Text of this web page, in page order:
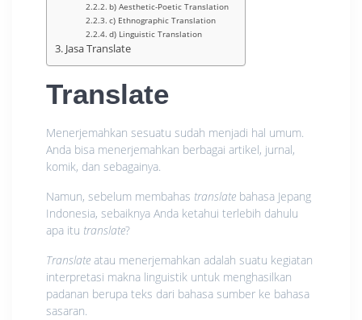
b) Aesthetic-Poetic Translation
c) Ethnographic Translation
d) Linguistic Translation
Jasa Translate
Translate
Menerjemahkan sesuatu sudah menjadi hal umum.
Anda bisa menerjemahkan berbagai artikel, jurnal,
komik, dan sebagainya.
Namun, sebelum membahas translate bahasa Jepang
Indonesia, sebaiknya Anda ketahui terlebih dahulu
apa itu translate?
Translate atau menerjemahkan adalah suatu kegiatan
interpretasi makna linguistik untuk menghasilkan
padanan berupa teks dari bahasa sumber ke bahasa
sasaran.